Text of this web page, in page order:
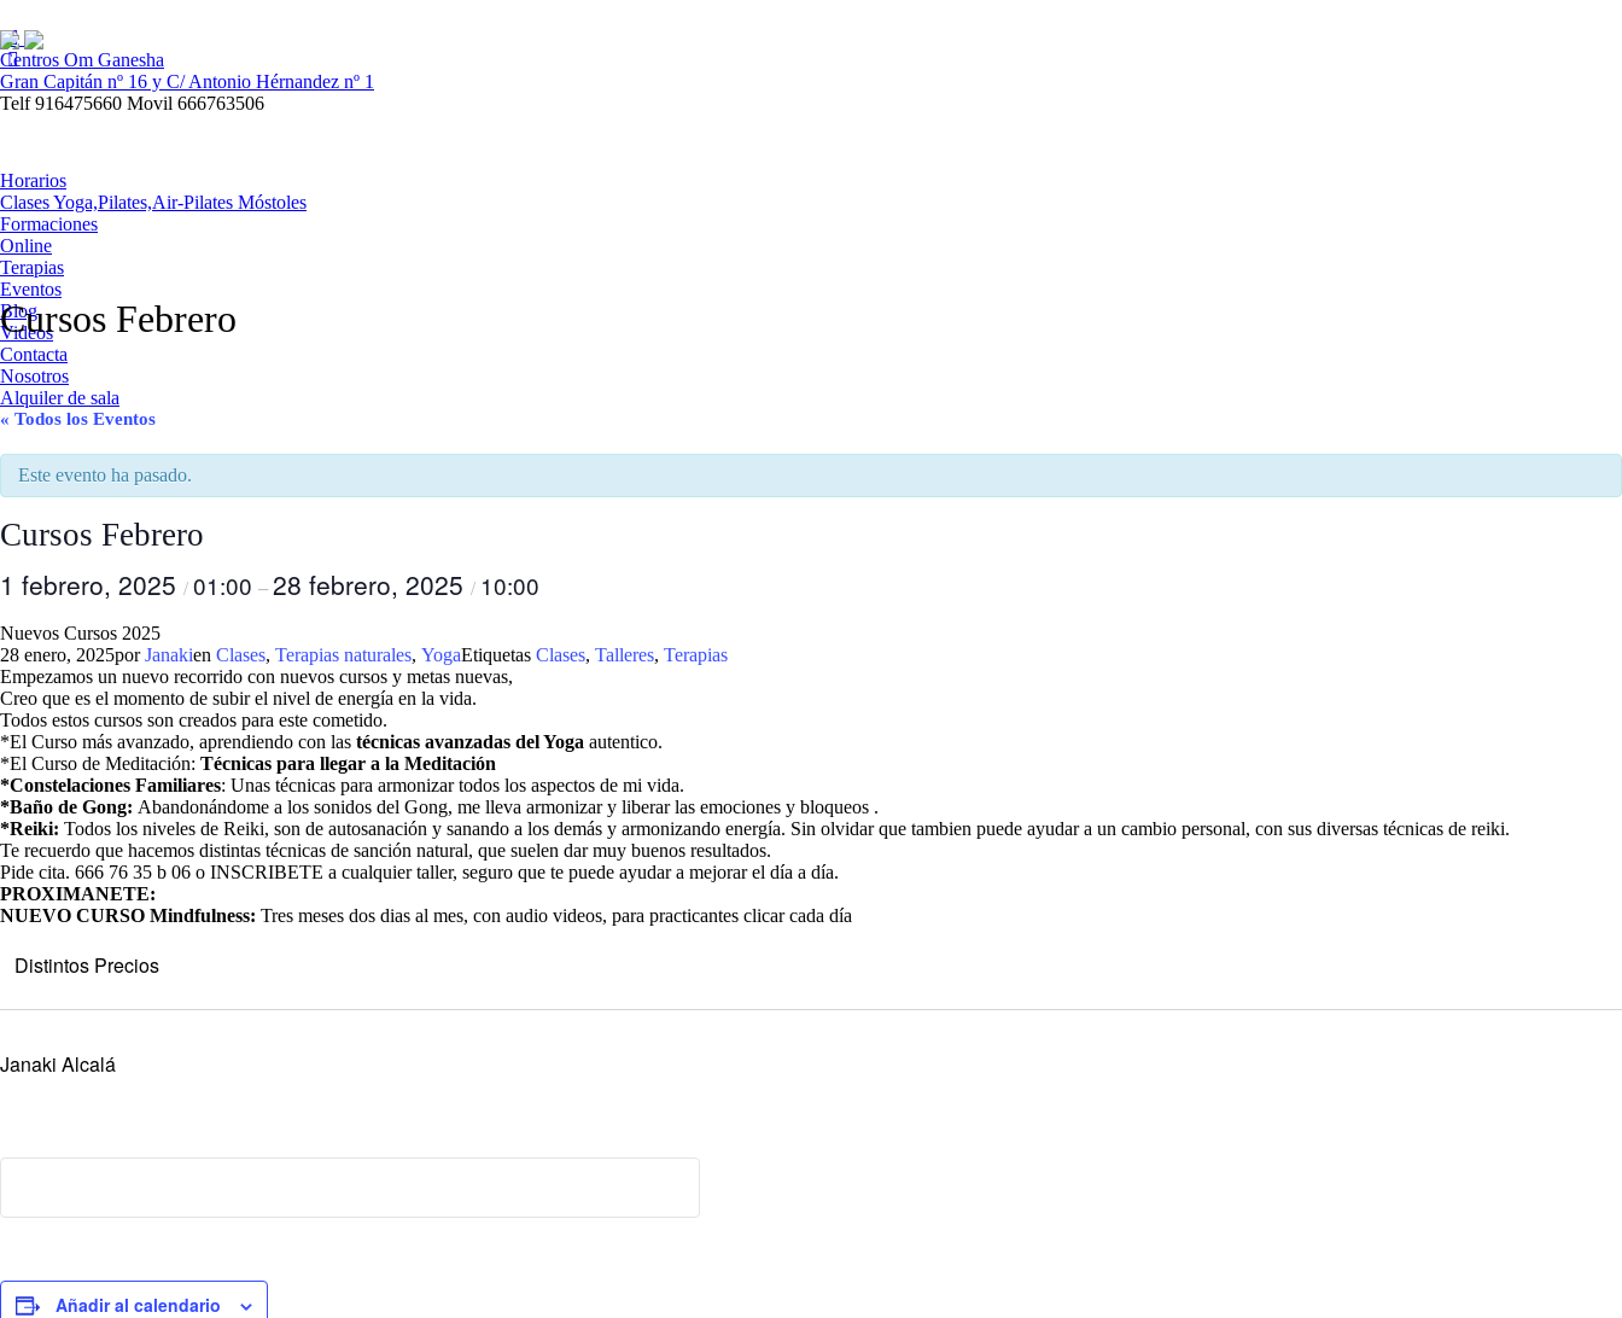
Centros Om Ganesha
Gran Capitán nº 16 y C/ Antonio Hérnandez nº 1
Telf 916475660 Movil 666763506
Horarios
Clases Yoga,Pilates,Air-Pilates Móstoles
Formaciones
Online
Terapias
Eventos
Blog
Videos
Contacta
Nosotros
Alquiler de sala
Cursos Febrero
« Todos los Eventos
Este evento ha pasado.
Cursos Febrero
1 febrero, 2025 /01:00 –28 febrero, 2025 / 10:00
Nuevos Cursos 2025
28 enero, 2025porJanakien Clases, Terapias naturales, YogaEtiquetas Clases, Talleres, Terapias
Empezamos un nuevo recorrido con nuevos cursos y metas nuevas,
Creo que es el momento de subir el nivel de energía en la vida.
Todos estos cursos son creados para este cometido.
*El Curso más avanzado, aprendiendo con las técnicas avanzadas del Yoga autentico.
*El Curso de Meditación: Técnicas para llegar a la Meditación
*Constelaciones Familiares: Unas técnicas para armonizar todos los aspectos de mi vida.
*Baño de Gong: Abandonándome a los sonidos del Gong, me lleva armonizar y liberar las emociones y bloqueos .
*Reiki: Todos los niveles de Reiki, son de autosanación y sanando a los demás y armonizando energía. Sin olvidar que tambien puede ayudar a un cambio personal, con sus diversas técnicas de reiki.
Te recuerdo que hacemos distintas técnicas de sanción natural, que suelen dar muy buenos resultados.
Pide cita. 666 76 35 b 06 o INSCRIBETE a cualquier taller, seguro que te puede ayudar a mejorar el día a día.
PROXIMANETE:
NUEVO CURSO Mindfulness: Tres meses dos dias al mes, con audio videos, para practicantes clicar cada día
Distintos Precios
Janaki Alcalá
Añadir al calendario